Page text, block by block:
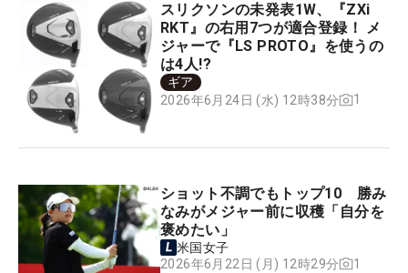
スリクソンの未発表1W、『ZXi
RKT』の右用7つが適合登録！ メ
ジャーで『LS PROTO』を使うの
は4人!?
ギア
2026年6月24日 (水) 12時38分
1
ショット不調でもトップ10 勝み
なみがメジャー前に収穫「自分を
褒めたい」
米国女子
2026年6月22日 (月) 12時29分
1